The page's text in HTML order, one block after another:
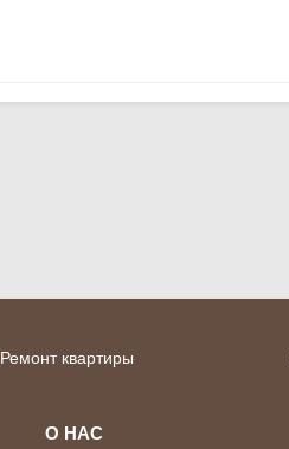
Ремонт квартиры
О НАС